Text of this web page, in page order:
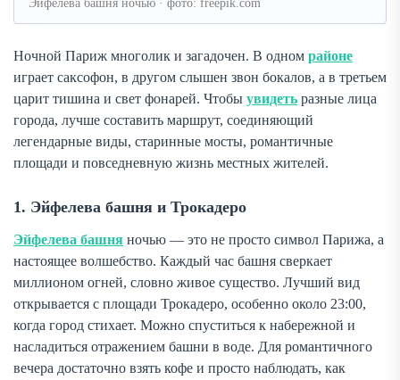
Эйфелева башня ночью · фото: freepik.com
Ночной Париж многолик и загадочен. В одном районе
играет саксофон, в другом слышен звон бокалов, а в третьем
царит тишина и свет фонарей. Чтобы увидеть разные лица
города, лучше составить маршрут, соединяющий
легендарные виды, старинные мосты, романтичные
площади и повседневную жизнь местных жителей.
1. Эйфелева башня и Трокадеро
Эйфелева башня ночью — это не просто символ Парижа, а
настоящее волшебство. Каждый час башня сверкает
миллионом огней, словно живое существо. Лучший вид
открывается с площади Трокадеро, особенно около 23:00,
когда город стихает. Можно спуститься к набережной и
насладиться отражением башни в воде. Для романтичного
вечера достаточно взять кофе и просто наблюдать, как